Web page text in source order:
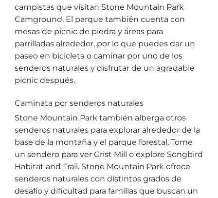
Festivales y eventos
Adventure Outpost
campistas que visitan Stone Mountain Park
Camground. El parque también cuenta con
mesas de picnic de piedra y áreas para
parrilladas alrededor, por lo que puedes dar un
paseo en bicicleta o caminar por uno de los
senderos naturales y disfrutar de un agradable
picnic después.
Caminata por senderos naturales
Stone Mountain Park también alberga otros
senderos naturales para explorar alrededor de la
base de la montaña y el parque forestal. Tome
un sendero para ver Grist Mill o explore Songbird
Habitat and Trail. Stone Mountain Park ofrece
senderos naturales con distintos grados de
desafío y dificultad para familias que buscan un